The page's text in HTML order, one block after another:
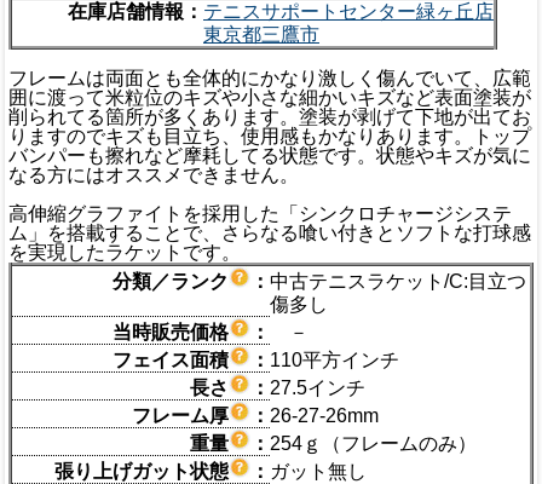
在庫店舗情報： テニスサポートセンター緑ヶ丘店
東京都三鷹市
フレームは両面とも全体的にかなり激しく傷んでいて、広範
囲に渡って米粒位のキズや小さな細かいキズなど表面塗装が
削られてる箇所が多くあります。塗装が剥げて下地が出てお
りますのでキズも目立ち、使用感もかなりあります。トップ
バンパーも擦れなど摩耗してる状態です。状態やキズが気に
なる方にはオススメできません。
高伸縮グラファイトを採用した「シンクロチャージシステ
ム」を搭載することで、さらなる喰い付きとソフトな打球感
を実現したラケットです。
分類／ランク
： 中古テニスラケット/C:目立つ
傷多し
当時販売価格
：
－
フェイス面積
： 110平方インチ
長さ
： 27.5インチ
フレーム厚
： 26-27-26mm
重量
： 254ｇ（フレームのみ）
張り上げガット状態
： ガット無し